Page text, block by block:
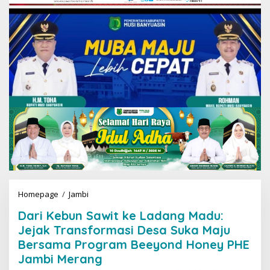
Homepage / Jambi
r
i
K
e
b
Dari Kebun Sawit ke Ladang Madu:
Jejak Transformasi Desa Suka Maju
Bersama Program Beeyond Honey PHE
Jambi Merang